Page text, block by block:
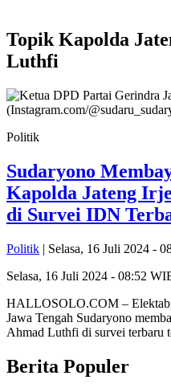
Topik Kapolda
Luthfi
Politik
Sudaryono
Kapolda Jateng
di Survei IDN
Politik | Selasa, 16 Juli 2024 -
Selasa, 16 Juli 2024 - 08:52
HALLOSOLO.COM –
Jawa Tengah Sudaryono
Ahmad Luthfi di survei terbaru
Berita Populer